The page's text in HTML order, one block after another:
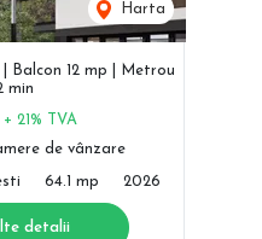
Harta
Balcon 12 mp | Metrou
min
+ 21% TVA
de vânzare
64.1 mp 2026
detalii